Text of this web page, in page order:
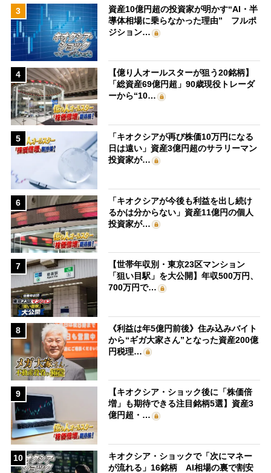
3
資産10億円超の投資家が明かす“AI・半
導体相場に乗らなかった理由” フルポ
ジション…
4
【億り人オールスターが狙う20銘柄】
「総資産69億円超」90歳現役トレーダ
ーから“10…
5
「キオクシアが再び株価10万円になる
日は遠い」資産3億円超のサラリーマン
投資家が…
6
「キオクシアが今後も利益を出し続け
るかは分からない」資産11億円の個人
投資家が…
7
【世帯年収別・東京23区マンション
「狙い目駅」を大公開】年収500万円、
700万円で…
8
《利益は年5億円前後》住み込みバイト
から“ギガ大家さん”となった資産200億
円税理…
9
【キオクシア・ショック後に「株価倍
増」も期待できる注目銘柄5選】資産3
億円超・…
10
キオクシア・ショックで「次にマネー
が流れる」16銘柄 AI相場の裏で割安